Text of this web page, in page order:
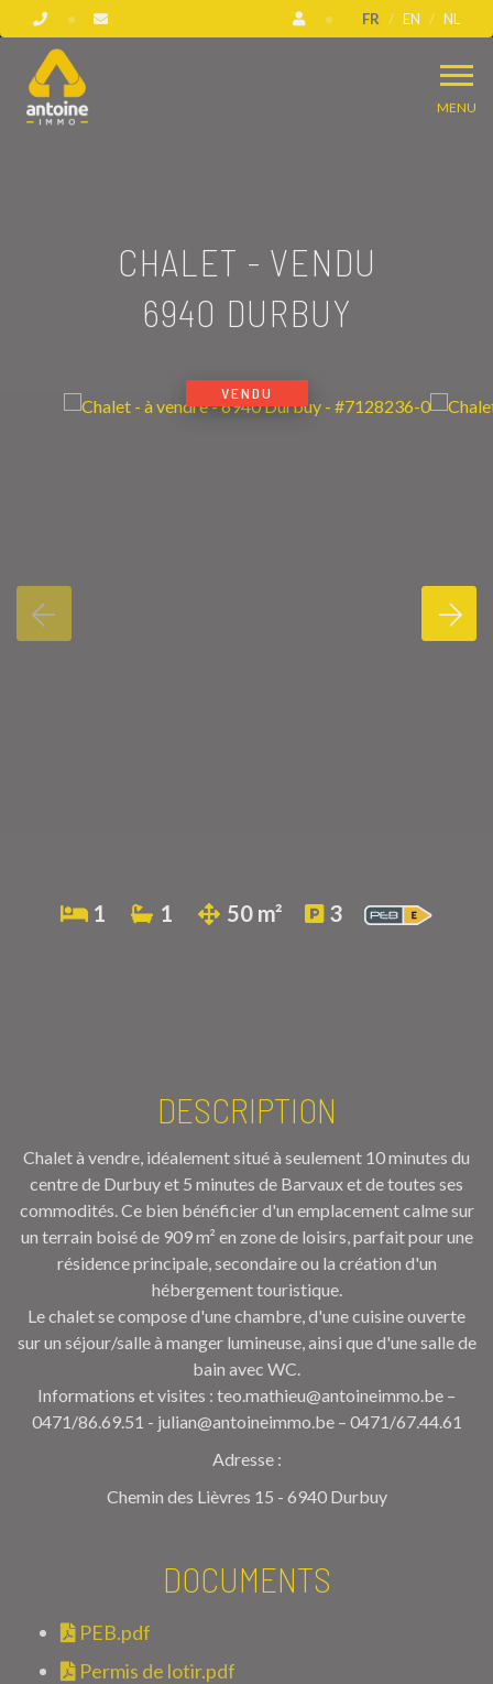
FR EN NL
MENU
CHALET - VENDU
6940 DURBUY
VENDU
1 1 50 m² 3
DESCRIPTION
Chalet à vendre, idéalement situé à seulement 10 minutes du
centre de Durbuy et 5 minutes de Barvaux et de toutes ses
commodités. Ce bien bénéficier d'un emplacement calme sur
un terrain boisé de 909 m² en zone de loisirs, parfait pour une
résidence principale, secondaire ou la création d'un
hébergement touristique.
Le chalet se compose d'une chambre, d'une cuisine ouverte
sur un séjour/salle à manger lumineuse, ainsi que d'une salle de
bain avec WC.
Informations et visites : teo.mathieu@antoineimmo.be –
0471/86.69.51 - julian@antoineimmo.be – 0471/67.44.61
Adresse :
Chemin des Lièvres 15 - 6940 Durbuy
DOCUMENTS
PEB.pdf
Permis de lotir.pdf